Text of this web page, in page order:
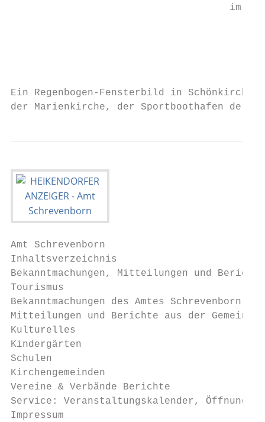
im
Ein Regenbogen-Fensterbild in
der Marienkirche, der Sportboothafen der
Amt Schrevenborn
Inhaltsverzeichnis
Bekanntmachungen, Mitteilungen und
Tourismus
Bekanntmachungen des Amtes
Mitteilungen und Berichte aus der
Kulturelles
Kindergärten
Schulen
Kirchengemeinden
Vereine & Verbände Berichte
Service: Veranstaltungskalender,
Impressum